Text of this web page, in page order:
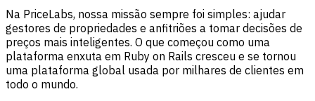
Na PriceLabs, nossa missão sempre foi simples: ajudar
gestores de propriedades e anfitriões a tomar decisões de
preços mais inteligentes. O que começou como uma
plataforma enxuta em Ruby on Rails cresceu e se tornou
uma plataforma global usada por milhares de clientes em
todo o mundo.